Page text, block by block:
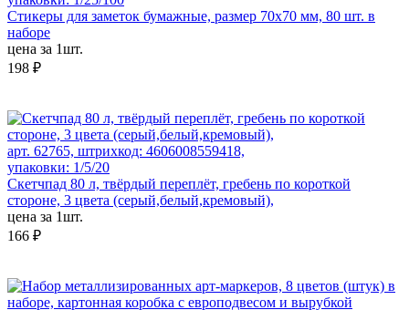
Стикеры для заметок бумажные, размер 70х70 мм, 80 шт. в
наборе
цена за 1шт.
198 ₽
арт. 62765, штрихкод: 4606008559418,
упаковки: 1/5/20
Скетчпад 80 л, твёрдый переплёт, гребень по короткой
стороне, 3 цвета (серый,белый,кремовый),
цена за 1шт.
166 ₽